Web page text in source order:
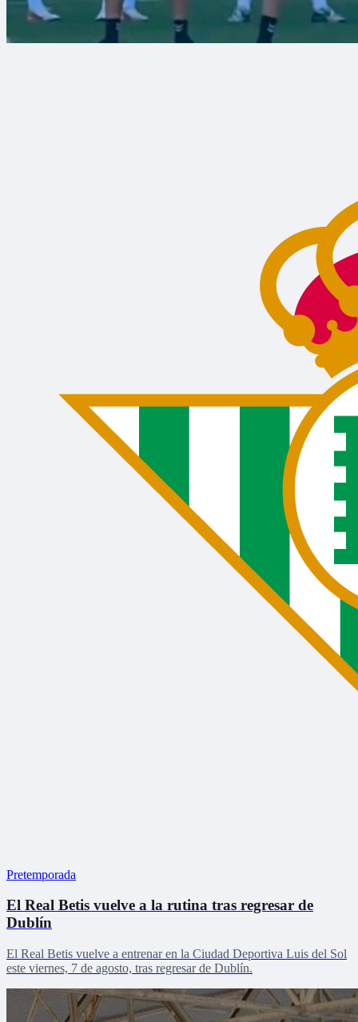
Pretemporada
El Real Betis vuelve a la rutina tras regresar de
Dublín
El Real Betis vuelve a entrenar en la Ciudad Deportiva Luis del Sol
este viernes, 7 de agosto, tras regresar de Dublín.